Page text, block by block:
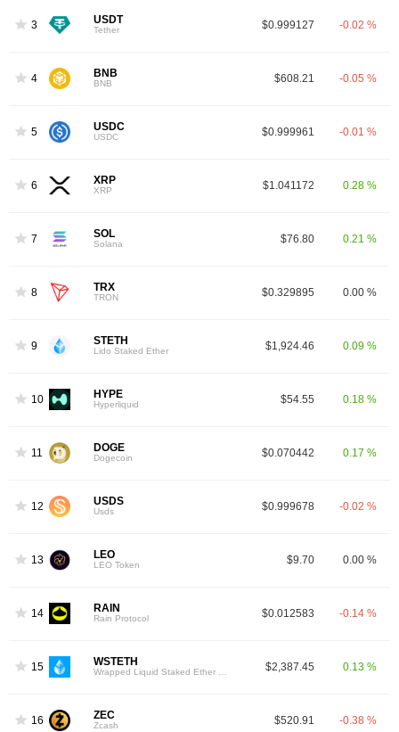
3 USDT
Tether $0.999127 -0.02 %
4 BNB
BNB $608.21 -0.05 %
5 USDC
USDC $0.999961 -0.01 %
6 XRP
XRP $1.041172 0.28 %
7 SOL
Solana $76.80 0.21 %
8 TRX
TRON $0.329895 0.00 %
9 STETH
Lido Staked Ether $1,924.46 0.09 %
10 HYPE
Hyperliquid $54.55 0.18 %
11 DOGE
Dogecoin $0.070442 0.17 %
12 USDS
Usds $0.999678 -0.02 %
13 LEO
LEO Token $9.70 0.00 %
14 RAIN
Rain Protocol $0.012583 -0.14 %
15 WSTETH $2,387.45 0.13 %
16 ZEC
Zcash $520.91 -0.38 %